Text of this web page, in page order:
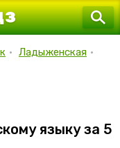
• Ладыженская •
языку за 5